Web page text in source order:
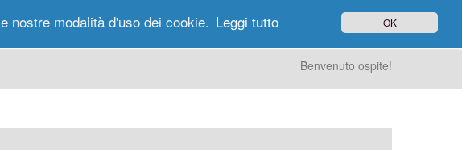
Messaggi di Oggi Ricerca Utenti
Benvenuto ospite!
nostre modalità d'uso dei cookie. Leggi tutto OK